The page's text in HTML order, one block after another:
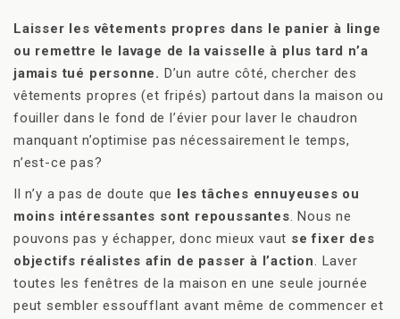
Laisser les vêtements propres dans le panier à linge
ou remettre le lavage de la vaisselle à plus tard n’a
jamais tué personne. D’un autre côté, chercher des
vêtements propres (et fripés) partout dans la maison ou
fouiller dans le fond de l’évier pour laver le chaudron
manquant n’optimise pas nécessairement le temps,
n’est-ce pas?
Il n’y a pas de doute que les tâches ennuyeuses ou
moins intéressantes sont repoussantes. Nous ne
pouvons pas y échapper, donc mieux vaut se fixer des
objectifs réalistes afin de passer à l’action. Laver
toutes les fenêtres de la maison en une seule journée
peut sembler essoufflant avant même de commencer et